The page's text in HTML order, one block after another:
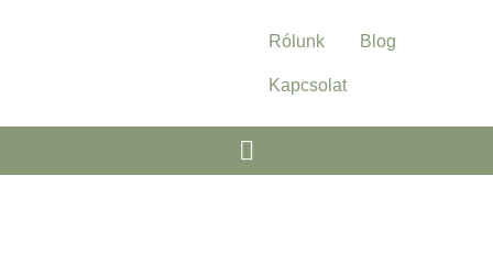
Rólunk Blog
Kapcsolat